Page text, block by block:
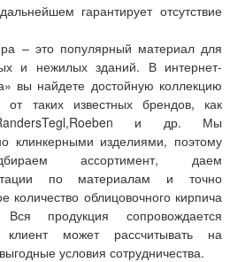
гарантирует отсутствие
– это популярный материал для
и нежилых зданий. В интернет-
вы найдете достойную коллекцию
от таких известных брендов, как
RandersTegl,Roeben и др. Мы
клинкерными изделиями, поэтому
ассортимент, даем
по материалам и точно
количество облицовочного кирпича
продукция сопровождается
может рассчитывать на
условия сотрудничества.